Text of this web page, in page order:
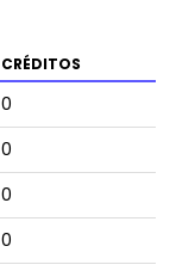
CRÉDITOS
0
0
0
0